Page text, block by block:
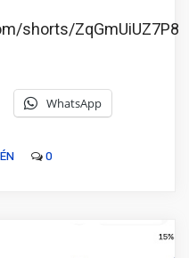
shorts/ZqGmUiUZ7P8
WhatsApp
0